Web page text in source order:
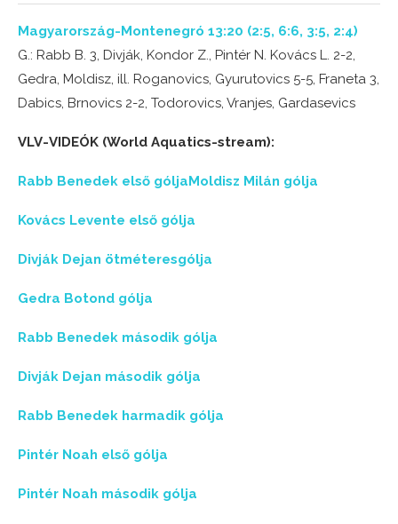
Magyarország-Montenegró 13:20 (2:5, 6:6, 3:5, 2:4)
G.: Rabb B. 3, Divják, Kondor Z., Pintér N. Kovács L. 2-2,
Gedra, Moldisz, ill. Roganovics, Gyurutovics 5-5, Franeta 3,
Dabics, Brnovics 2-2, Todorovics, Vranjes, Gardasevics
VLV-VIDEÓK (World Aquatics-stream):
Rabb Benedek első góljaMoldisz Milán gólja
Kovács Levente első gólja
Divják Dejan ötméteresgólja
Gedra Botond gólja
Rabb Benedek második gólja
Divják Dejan második gólja
Rabb Benedek harmadik gólja
Pintér Noah első gólja
Pintér Noah második gólja